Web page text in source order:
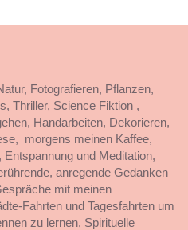
Fotografieren, Pflanzen,
Thriller, Science Fiktion ,
Handarbeiten, Dekorieren,
morgens meinen Kaffee,
und Meditation,
anregende Gedanken
mit meinen
Fahrten und Tagesfahrten um
zu lernen, Spirituelle